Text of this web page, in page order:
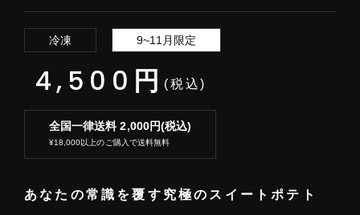
冷凍 9~11月限定
4,500 円 (税込)
全国一律送料 2,000円(税込)
¥18,000以上のご購入で送料無料
あなたの常識を覆す究極のスイートポテト